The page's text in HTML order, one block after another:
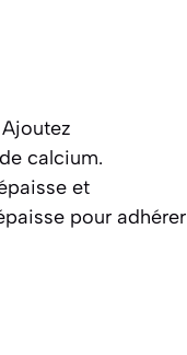
calcium.
et
pour adhérer